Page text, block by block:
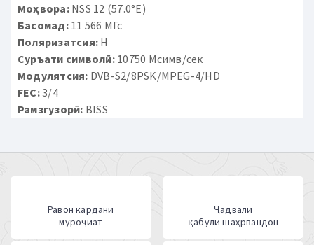
Моҳвора:NSS 12 (57.0°E)
Басомад:11 566 МГс
Поляризатсия: H
Суръати символӣ:10750 Мсимв/сек
Модулятсия: DVB-S2/8PSK/MPEG-4/HD
FEC:3/4
Рамзгузорӣ: BISS
Равон кардани
муроҷиат
Ҷадвали
қабули шаҳрвандон